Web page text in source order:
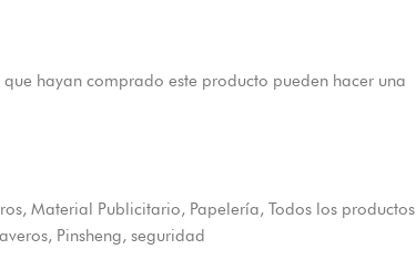
hayan comprado este producto pueden hacer una
, Material Publicitario, Papelería, Todos los productos
, Pinsheng, seguridad